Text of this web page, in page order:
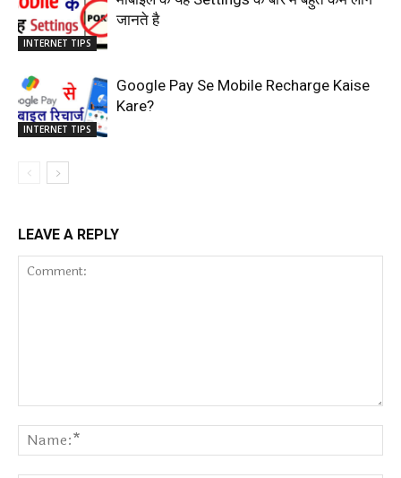
INTERNET TIPS
जानते है
INTERNET TIPS
Google Pay Se Mobile Recharge Kaise
Kare?
LEAVE A REPLY